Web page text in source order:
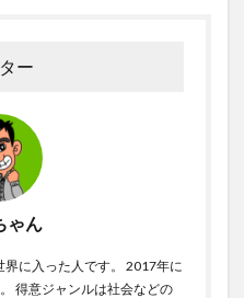
ー
ゃん
に入った人です。 2017年に
得意ジャンルは社会などの